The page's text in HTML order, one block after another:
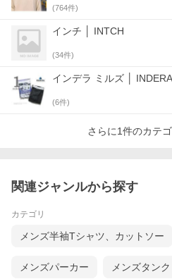
1960年代の日本製TOWN CRAFT
す。前立てとカフスのボタンは白
上品さを演出しています。トップ
用しています。ハリのある襟をキ
し、一般的な半袖シャツよりも袖
─ 200双ブロード
シャツ生地の中でも極めて細い、
ャツ生地の最高峰」とも称されて
(764件)
インチ │ INTCH
(34件)
インデラ ミルズ │
(6件)
さらに1件のカテ
関連ジャンルから探す
カテゴリ
メンズ半袖Tシャツ、カットソー
メンズパーカー メンズタン